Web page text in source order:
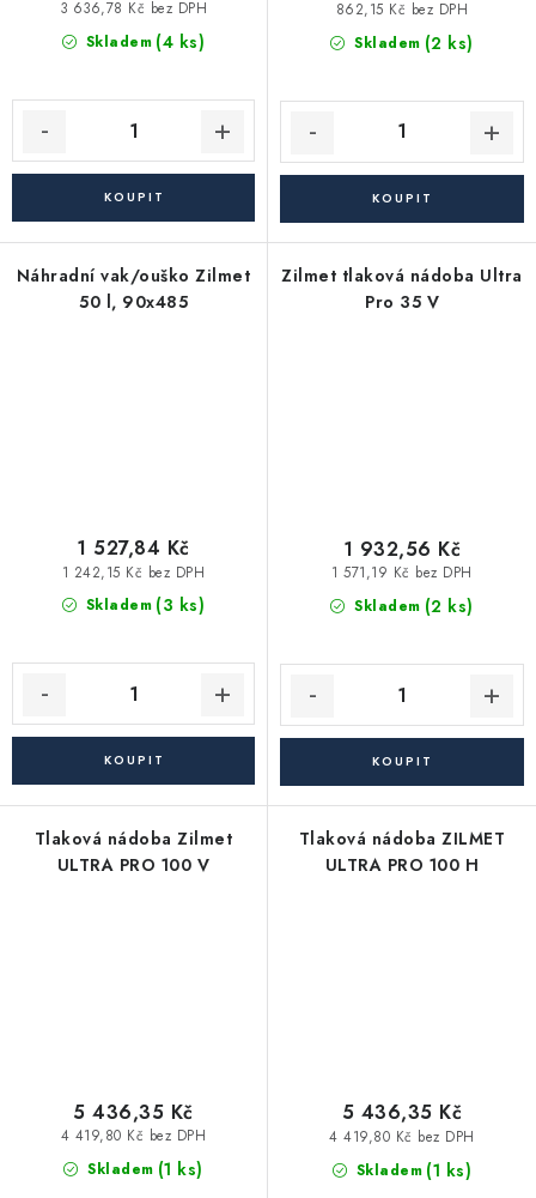
Skladem (4 ks)
3 636,78 Kč bez DPH
Skladem (2 ks)
862,15 Kč bez DPH
Náhradní vak/ouško Zilmet
50 l, 90x485
Skladem (3 ks)
1 242,15 Kč bez DPH
1 527,84 Kč
Zilmet tlaková nádoba Ultra
Pro 35 V
Skladem (2 ks)
1 571,19 Kč bez DPH
1 932,56 Kč
Tlaková nádoba Zilmet
ULTRA PRO 100 V
Skladem (1 ks)
4 419,80 Kč bez DPH
5 436,35 Kč
Tlaková nádoba ZILMET
ULTRA PRO 100 H
Skladem (1 ks)
4 419,80 Kč bez DPH
5 436,35 Kč